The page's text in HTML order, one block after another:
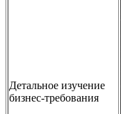
Детальное изучение
бизнес-требования